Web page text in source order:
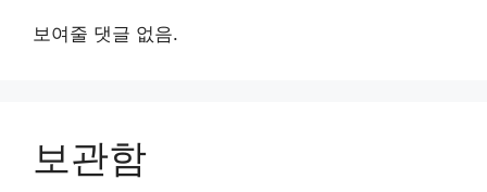
보여줄 댓글 없음.
보관함